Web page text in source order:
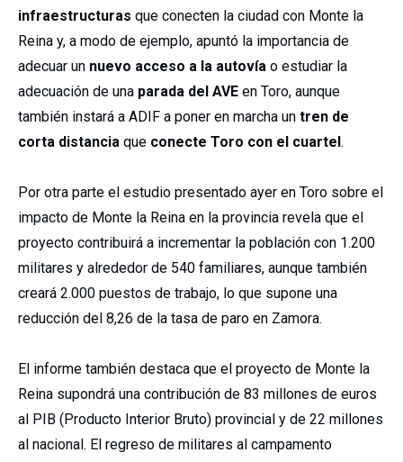
infraestructuras que conecten la ciudad con Monte la
Reina y, a modo de ejemplo, apuntó la importancia de
adecuar un nuevo acceso a la autovía o estudiar la
adecuación de una parada del AVE en Toro, aunque
también instará a ADIF a poner en marcha un tren de
corta distancia que conecte Toro con el cuartel.
Por otra parte el estudio presentado ayer en Toro sobre el
impacto de Monte la Reina en la provincia revela que el
proyecto contribuirá a incrementar la población con 1.200
militares y alrededor de 540 familiares, aunque también
creará 2.000 puestos de trabajo, lo que supone una
reducción del 8,26 de la tasa de paro en Zamora.
El informe también destaca que el proyecto de Monte la
Reina supondrá una contribución de 83 millones de euros
al PIB (Producto Interior Bruto) provincial y de 22 millones
al nacional. El regreso de militares al campamento